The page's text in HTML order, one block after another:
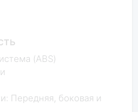
(ABS)
Передняя, боковая и